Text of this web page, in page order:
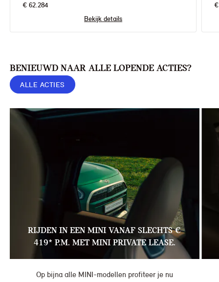
€ 62.284
Bekijk details
BENIEUWD NAAR ALLE LOPENDE ACTIES?
ALLE ACTIES
RIJDEN IN EEN MINI VANAF SLECHTS €
419* P.M. MET MINI PRIVATE LEASE.
Op bijna alle MINI-modellen profiteer je nu